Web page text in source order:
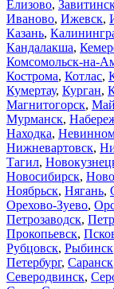
Елизово,
Иваново, Ижевск,
Казань,
Кандалакша,
Комсомольск-на-
Кострома, Котлас,
Кумертау, Курган,
Магнитогорск,
Мурманск,
Находка,
Нижневартовск,
Тагил,
Новосибирск,
Ноябрьск, Нягань,
Орехово-Зуево,
Петрозаводск,
Прокопьевск,
Рубцовск, Рыбинск
Петербург, Саранск
Северодвинск,